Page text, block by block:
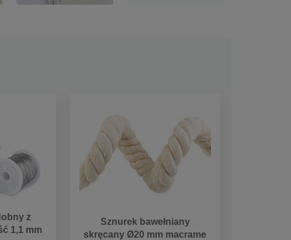
z
1,1 mm
Sznurek bawełniany
skręcany Ø20 mm macrame